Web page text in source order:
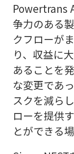
Powertrans
争力のある
クフローが
り、収益に
あることを
な変更であ
スクを減ら
ローを提供
とができる